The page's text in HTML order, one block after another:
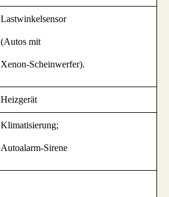
Lastwinkelsensor
(Autos mit
Xenon-Scheinwerfer).
Heizgerät
Klimatisierung;
Autoalarm-Sirene